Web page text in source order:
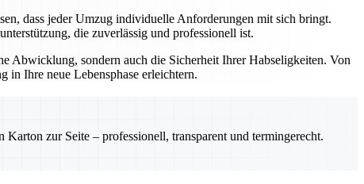
dass jeder Umzug individuelle Anforderungen mit sich bringt.
die zuverlässig und professionell ist.
Abwicklung, sondern auch die Sicherheit Ihrer Habseligkeiten. Von
in Ihre neue Lebensphase erleichtern.
Karton zur Seite – professionell, transparent und termingerecht.